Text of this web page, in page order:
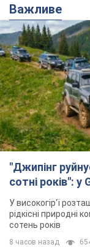
Важливе
"Джипінг
сотні років":
У високогір'ї
рідкісні природні
сотень років
8 часов назад